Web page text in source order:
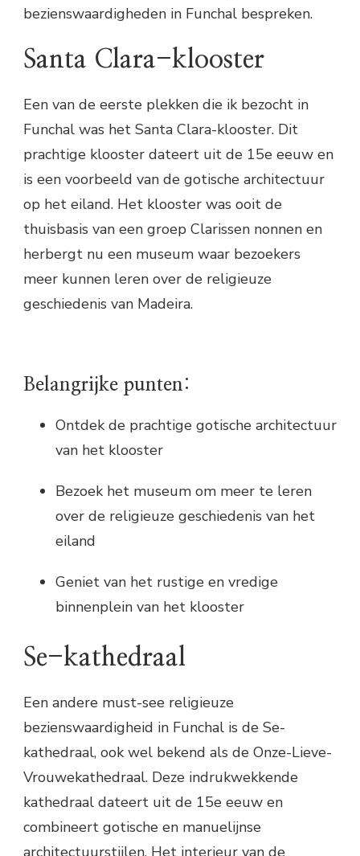
bezienswaardigheden in Funchal bespreken.
Santa Clara-klooster
Een van de eerste plekken die ik bezocht in
Funchal was het Santa Clara-klooster. Dit
prachtige klooster dateert uit de 15e eeuw en
is een voorbeeld van de gotische architectuur
op het eiland. Het klooster was ooit de
thuisbasis van een groep Clarissen nonnen en
herbergt nu een museum waar bezoekers
meer kunnen leren over de religieuze
geschiedenis van Madeira.
Belangrijke punten:
Ontdek de prachtige gotische architectuur
van het klooster
Bezoek het museum om meer te leren
over de religieuze geschiedenis van het
eiland
Geniet van het rustige en vredige
binnenplein van het klooster
Se-kathedraal
Een andere must-see religieuze
bezienswaardigheid in Funchal is de Se-
kathedraal, ook wel bekend als de Onze-Lieve-
Vrouwekathedraal. Deze indrukwekkende
kathedraal dateert uit de 15e eeuw en
combineert gotische en manuelijnse
architectuurstijlen. Het interieur van de